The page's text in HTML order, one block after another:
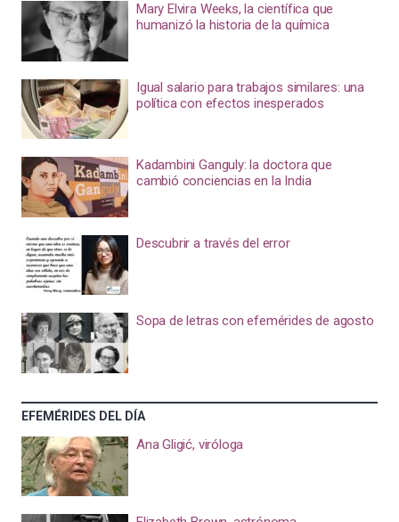
Mary Elvira Weeks, la científica que
humanizó la historia de la química
Igual salario para trabajos similares: una
política con efectos inesperados
Kadambini Ganguly: la doctora que
cambió conciencias en la India
Descubrir a través del error
Sopa de letras con efemérides de agosto
EFEMÉRIDES DEL DÍA
Ana Gligić, viróloga